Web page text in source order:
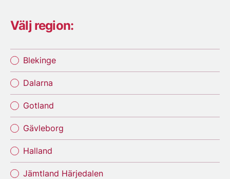
Välj region:
Blekinge
Dalarna
Gotland
Gävleborg
Halland
Jämtland Härjedalen